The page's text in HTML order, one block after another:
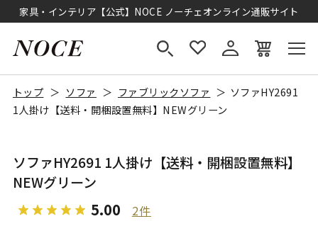
家具・インテリア【公式】NOCE ノーチェオンライン通販サイト
トップ ソファ ファブリックソファ
ソファHY2691
1人掛け【送料・開梱設置無料】NEWグリーン
ソファHY2691 1人掛け【送料・開梱設置無料】
NEWグリーン
5.00 2件